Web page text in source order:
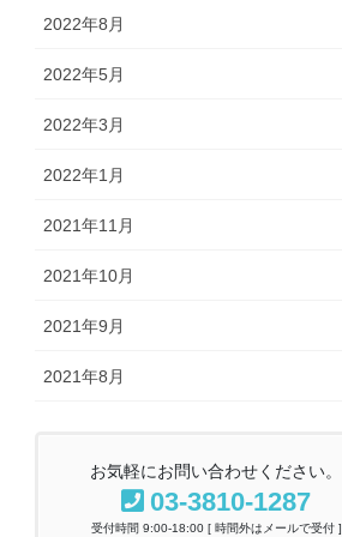
2022年8月
2022年5月
2022年3月
2022年1月
2021年11月
2021年10月
2021年9月
2021年8月
お気軽にお問い合わせください。
03-3810-1287
受付時間 9:00-18:00 [ 時間外はメールで受付 ]